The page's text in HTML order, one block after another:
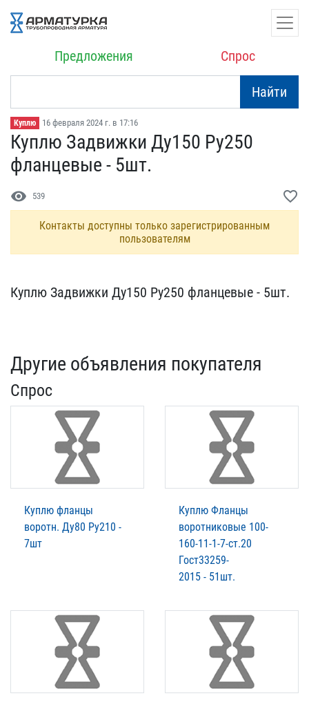
Предложения Спрос
Найти
Куплю 16 февраля 2024 г. в 17:16
Куплю Задвижки Ду150 Ру2​50
фланцевые - 5шт.
visibility 539 favorite_border
Контакты доступны только зарегистрированным
пользователям
Куплю Задвижки Ду150 Ру2​50 фланцевые - 5шт.
Другие объявления покупателя
Спрос
Куплю фланцы
воротн. Ду80 Ру210 -
7шт
Куплю Фланцы
воротниковые 100-
160-11-1-7-ст.20
Гост33259-
2015 - 51шт.